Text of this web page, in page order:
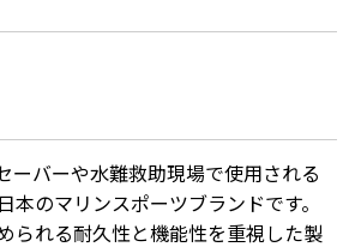
ーバーや水難救助現場で使用される
本のマリンスポーツブランドです。
られる耐久性と機能性を重視した製